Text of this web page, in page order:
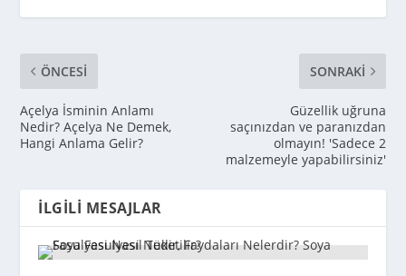
ÖNCESI
Açelya İsminin Anlamı
Nedir? Açelya Ne Demek,
Hangi Anlama Gelir?
SONRAKI
Güzellik uğruna
saçınızdan ve paranızdan
olmayın! 'Sadece 2
malzemeyle yapabilirsiniz'
İLGILI MESAJLAR